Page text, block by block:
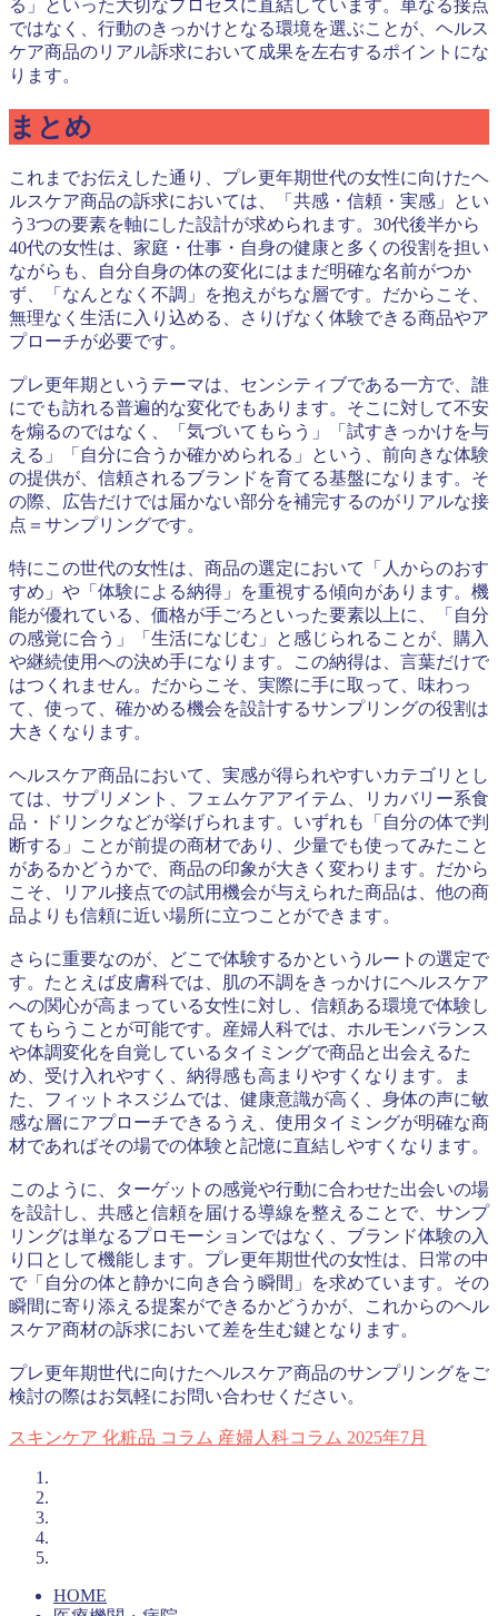
る」といった大切なプロセスに直結しています。単なる接点
ではなく、行動のきっかけとなる環境を選ぶことが、ヘルス
ケア商品のリアル訴求において成果を左右するポイントにな
ります。
まとめ
これまでお伝えした通り、プレ更年期世代の女性に向けたヘ
ルスケア商品の訴求においては、「共感・信頼・実感」とい
う3つの要素を軸にした設計が求められます。30代後半から
40代の女性は、家庭・仕事・自身の健康と多くの役割を担い
ながらも、自分自身の体の変化にはまだ明確な名前がつか
ず、「なんとなく不調」を抱えがちな層です。だからこそ、
無理なく生活に入り込める、さりげなく体験できる商品やア
プローチが必要です。
プレ更年期というテーマは、センシティブである一方で、誰
にでも訪れる普遍的な変化でもあります。そこに対して不安
を煽るのではなく、「気づいてもらう」「試すきっかけを与
える」「自分に合うか確かめられる」という、前向きな体験
の提供が、信頼されるブランドを育てる基盤になります。そ
の際、広告だけでは届かない部分を補完するのがリアルな接
点＝サンプリングです。
特にこの世代の女性は、商品の選定において「人からのおす
すめ」や「体験による納得」を重視する傾向があります。機
能が優れている、価格が手ごろといった要素以上に、「自分
の感覚に合う」「生活になじむ」と感じられることが、購入
や継続使用への決め手になります。この納得は、言葉だけで
はつくれません。だからこそ、実際に手に取って、味わっ
て、使って、確かめる機会を設計するサンプリングの役割は
大きくなります。
ヘルスケア商品において、実感が得られやすいカテゴリとし
ては、サプリメント、フェムケアアイテム、リカバリー系食
品・ドリンクなどが挙げられます。いずれも「自分の体で判
断する」ことが前提の商材であり、少量でも使ってみたこと
があるかどうかで、商品の印象が大きく変わります。だから
こそ、リアル接点での試用機会が与えられた商品は、他の商
品よりも信頼に近い場所に立つことができます。
さらに重要なのが、どこで体験するかというルートの選定で
す。たとえば皮膚科では、肌の不調をきっかけにヘルスケア
への関心が高まっている女性に対し、信頼ある環境で体験し
てもらうことが可能です。産婦人科では、ホルモンバランス
や体調変化を自覚しているタイミングで商品と出会えるた
め、受け入れやすく、納得感も高まりやすくなります。ま
た、フィットネスジムでは、健康意識が高く、身体の声に敏
感な層にアプローチできるうえ、使用タイミングが明確な商
材であればその場での体験と記憶に直結しやすくなります。
このように、ターゲットの感覚や行動に合わせた出会いの場
を設計し、共感と信頼を届ける導線を整えることで、サンプ
リングは単なるプロモーションではなく、ブランド体験の入
り口として機能します。プレ更年期世代の女性は、日常の中
で「自分の体と静かに向き合う瞬間」を求めています。その
瞬間に寄り添える提案ができるかどうかが、これからのヘル
スケア商材の訴求において差を生む鍵となります。
プレ更年期世代に向けたヘルスケア商品のサンプリングをご
検討の際はお気軽にお問い合わせください。
スキンケア 化粧品 コラム 産婦人科コラム 2025年7月
HOME